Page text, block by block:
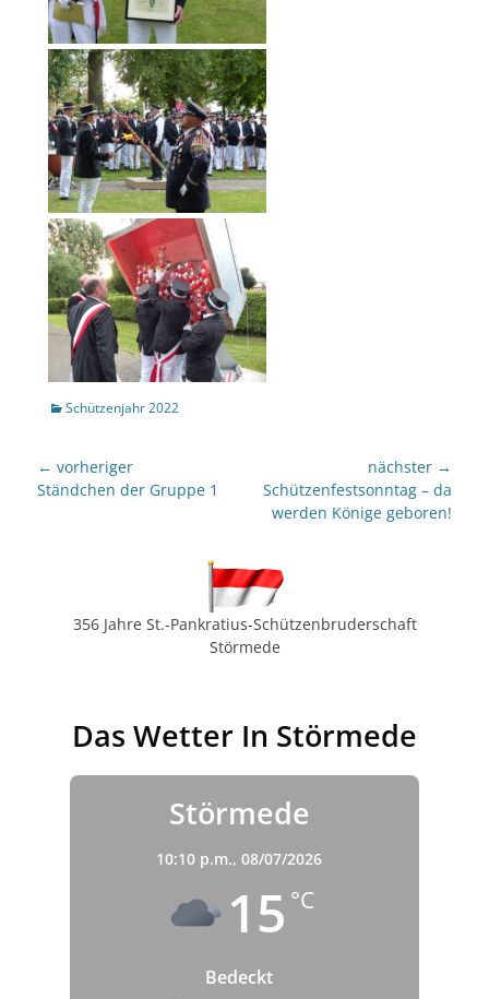
Kategorien
Schützenjahr 2022
Beitragsnavigation
← vorheriger
Vorheriger
Ständchen der Gruppe 1
nächster →
nächster
Beitrag:
Schützenfestsonntag – da
werden Könige geboren!
356 Jahre St.-Pankratius-Schützenbruderschaft
Störmede
Das Wetter In Störmede
Störmede
10:10 p.m., 08/07/2026
15 °C
Bedeckt